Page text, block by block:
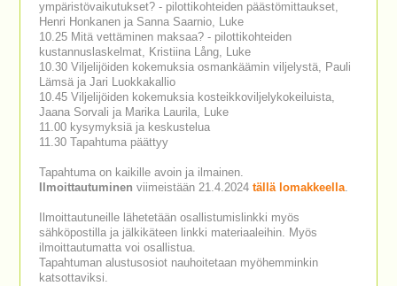
ympäristövaikutukset? - pilottikohteiden päästömittaukset,
Henri Honkanen ja Sanna Saarnio, Luke
10.25 Mitä vettäminen maksaa? - pilottikohteiden
kustannuslaskelmat, Kristiina Lång, Luke
10.30 Viljelijöiden kokemuksia osmankäämin viljelystä, Pauli
Lämsä ja Jari Luokkakallio
10.45 Viljelijöiden kokemuksia kosteikkoviljelykokeiluista,
Jaana Sorvali ja Marika Laurila, Luke
11.00 kysymyksiä ja keskustelua
11.30 Tapahtuma päättyy
Tapahtuma on kaikille avoin ja ilmainen.
Ilmoittautuminen viimeistään 21.4.2024 tällä lomakkeella.
Ilmoittautuneille lähetetään osallistumislinkki myös
sähköpostilla ja jälkikäteen linkki materiaaleihin. Myös
ilmoittautumatta voi osallistua.
Tapahtuman alustusosiot nauhoitetaan myöhemminkin
katsottaviksi.